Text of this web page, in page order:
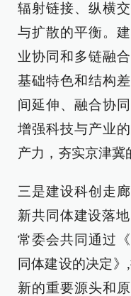
辐射链接、纵横
与扩散的平衡。
业协同和多链融
基础特色和结构
间延伸、融合协
增强科技与产业
产力，夯实京津冀
三是建设科创走
新共同体建设落
常委会共同通过
同体建设的决定》
新的重要源头和